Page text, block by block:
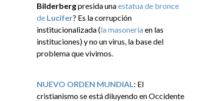
Bilderbergpresida unaestatua de bronce
de Lucifer? Es la corrupción
institucionalizada (la masoneríaen las
instituciones) y no un virus, la base del
problema que vivimos.
NUEVO ORDEN MUNDIAL : El
cristianismo se está diluyendo en Occidente